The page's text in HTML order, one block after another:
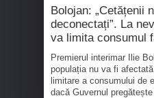
Bolojan: „Cetățenii
deconectați”. La
va limita consumul
Premierul interimar Ilie
populația nu va fi
limitare a consumului de
dacă Guvernul